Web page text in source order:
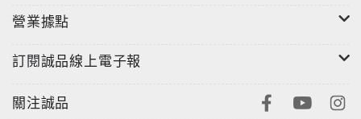
營業據點
訂閱誠品線上電子報
關注誠品